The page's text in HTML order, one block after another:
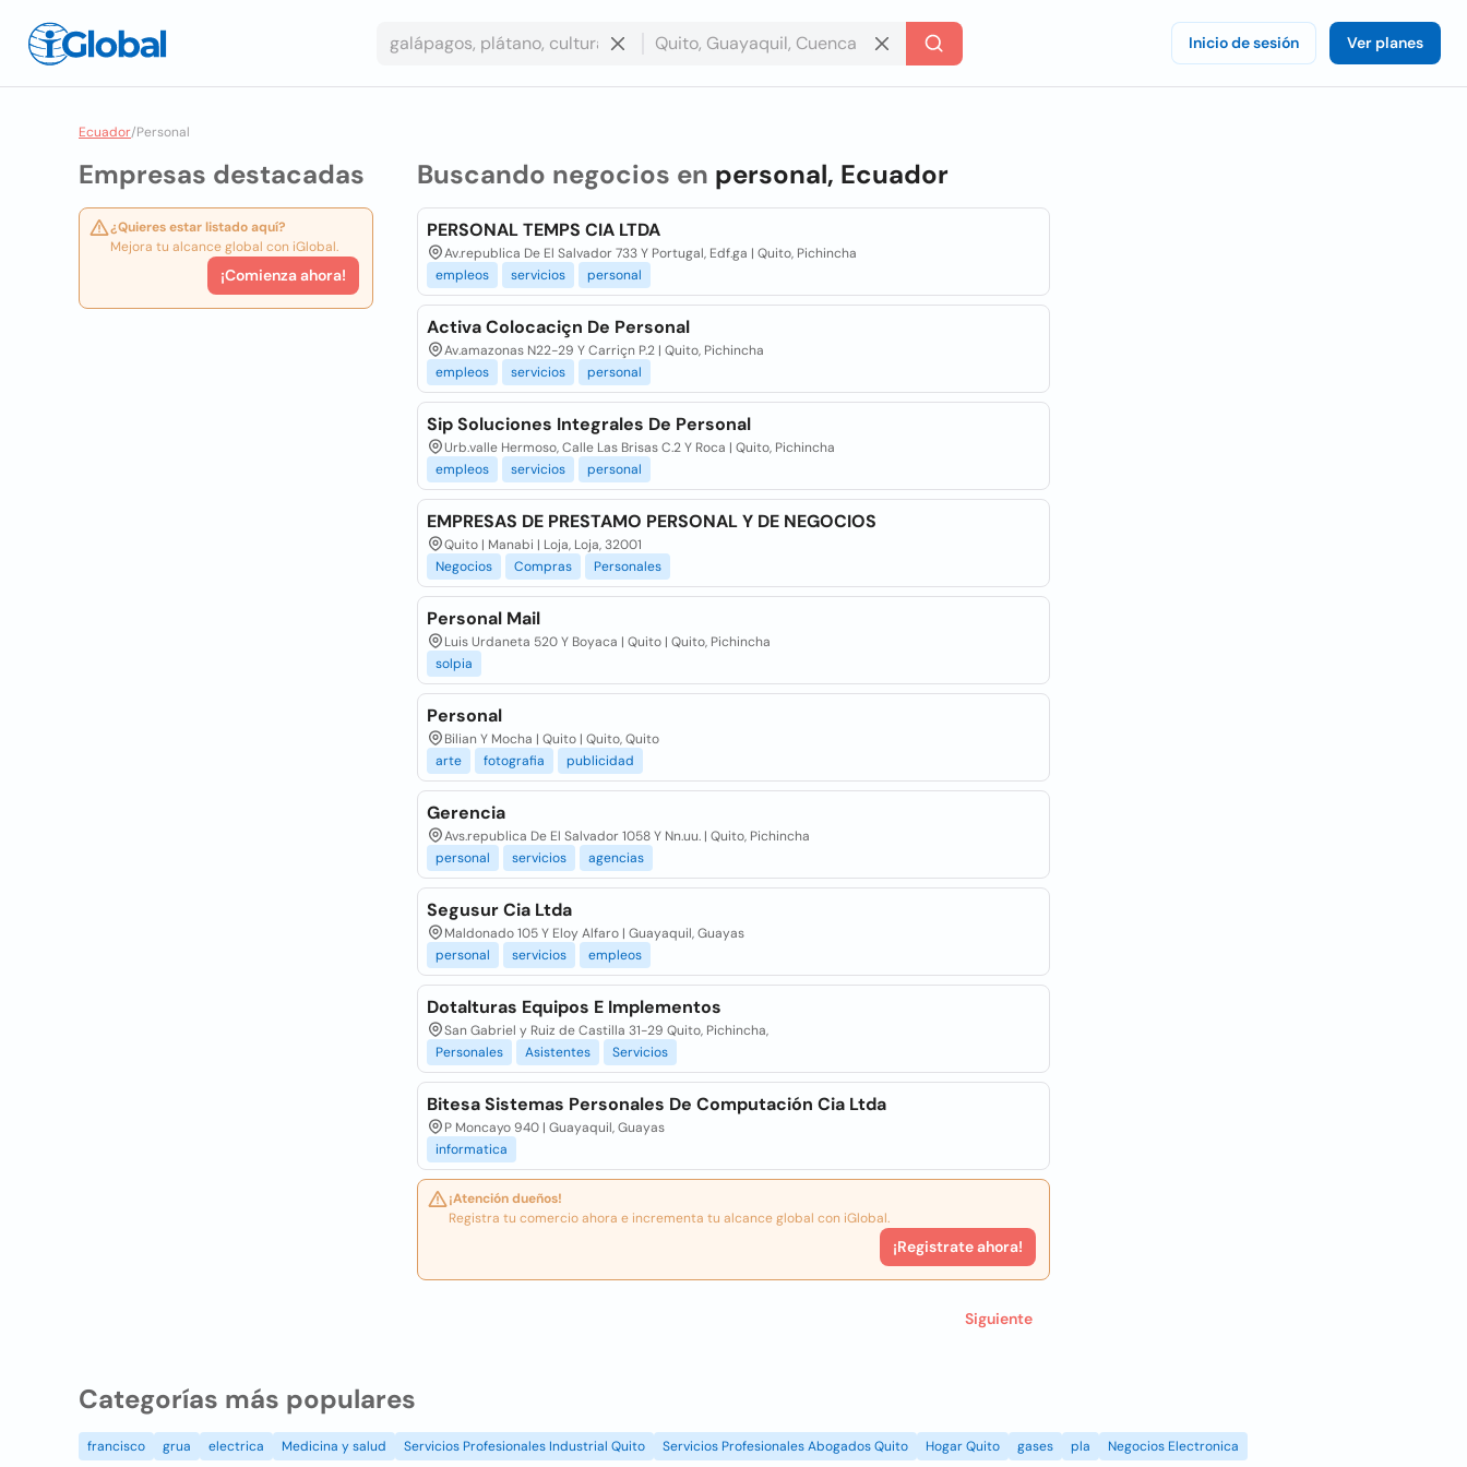
Inicio de sesión Ver planes
Ecuador/Personal
Empresas destacadas
¿Quieres estar listado aquí?
Mejora tu alcance global con iGlobal.
¡Comienza ahora!
Buscando negocios en personal, Ecuador
PERSONAL TEMPS CIA LTDA
Av.republica De El Salvador 733 Y Portugal, Edf.ga | Quito, Pichincha
empleos
servicios personal
Activa Colocaciçn De Personal
Av.amazonas N22-29 Y Carriçn P.2 | Quito, Pichincha
empleos
servicios personal
Sip Soluciones Integrales De Personal
Urb.valle Hermoso, Calle Las Brisas C.2 Y Roca | Quito, Pichincha
empleos
servicios personal
EMPRESAS DE PRESTAMO PERSONAL Y DE NEGOCIOS
Quito | Manabi | Loja, Loja, 32001
Negocios
Compras Personales
Personal Mail
Luis Urdaneta 520 Y Boyaca | Quito | Quito, Pichincha
solpia
Personal
Bilian Y Mocha | Quito | Quito, Quito
arte
fotografia publicidad
Gerencia
Avs.republica De El Salvador 1058 Y Nn.uu. | Quito, Pichincha
personal
servicios agencias
Segusur Cia Ltda
Maldonado 105 Y Eloy Alfaro | Guayaquil, Guayas
personal
servicios empleos
Dotalturas Equipos E Implementos
San Gabriel y Ruiz de Castilla 31-29 Quito, Pichincha,
Personales
Asistentes Servicios
Bitesa Sistemas Personales De Computación Cia Ltda
P Moncayo 940 | Guayaquil, Guayas
informatica
¡Atención dueños!
Registra tu comercio ahora e incrementa tu alcance global con iGlobal.
¡Registrate ahora!
Siguiente
Categorías más populares
francisco grua electrica Medicina y salud Servicios Profesionales Industrial Quito Servicios Profesionales Abogados Quito Hogar Quito gases pla Negocios Electronica